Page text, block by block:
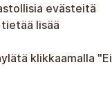
evästeitä
lisää
klikkaamalla "Ei